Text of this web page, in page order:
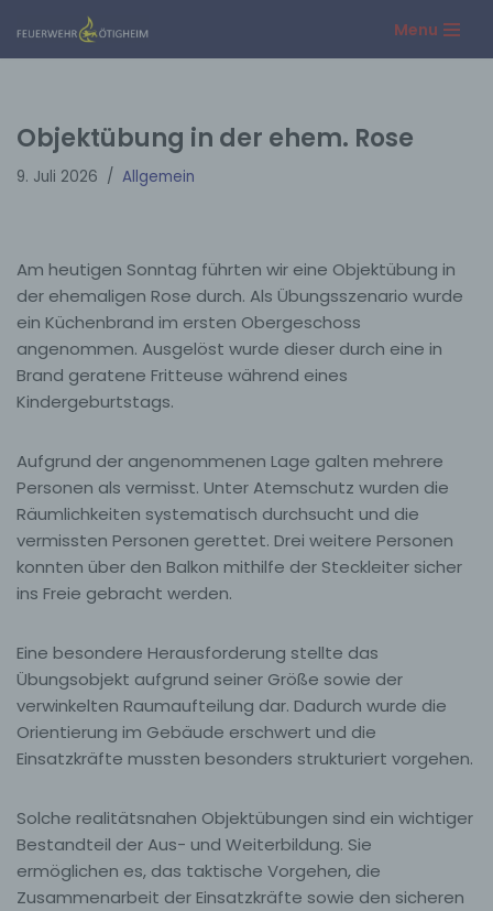
Zum
Menu
Objektübung in der ehem. Rose
9. Juli 2026 Allgemein
Am heutigen Sonntag führten wir eine Objektübung in
der ehemaligen Rose durch. Als Übungsszenario wurde
ein Küchenbrand im ersten Obergeschoss
angenommen. Ausgelöst wurde dieser durch eine in
Brand geratene Fritteuse während eines
Kindergeburtstags.
Aufgrund der angenommenen Lage galten mehrere
Personen als vermisst. Unter Atemschutz wurden die
Räumlichkeiten systematisch durchsucht und die
vermissten Personen gerettet. Drei weitere Personen
konnten über den Balkon mithilfe der Steckleiter sicher
ins Freie gebracht werden.
Eine besondere Herausforderung stellte das
Übungsobjekt aufgrund seiner Größe sowie der
verwinkelten Raumaufteilung dar. Dadurch wurde die
Orientierung im Gebäude erschwert und die
Einsatzkräfte mussten besonders strukturiert vorgehen.
Solche realitätsnahen Objektübungen sind ein wichtiger
Bestandteil der Aus- und Weiterbildung. Sie
ermöglichen es, das taktische Vorgehen, die
Zusammenarbeit der Einsatzkräfte sowie den sicheren